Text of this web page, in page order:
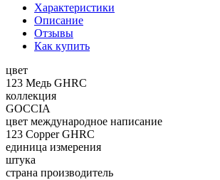
Характеристики
Описание
Отзывы
Как купить
цвет
123 Медь GHRC
коллекция
GOCCIA
цвет международное написание
123 Copper GHRC
единица измерения
штука
страна производитель